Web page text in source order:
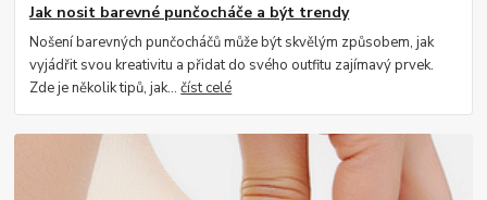
Jak nosit barevné punčocháče a být trendy
Nošení barevných punčocháčů může být skvělým způsobem, jak
vyjádřit svou kreativitu a přidat do svého outfitu zajímavý prvek.
Zde je několik tipů, jak...číst celé